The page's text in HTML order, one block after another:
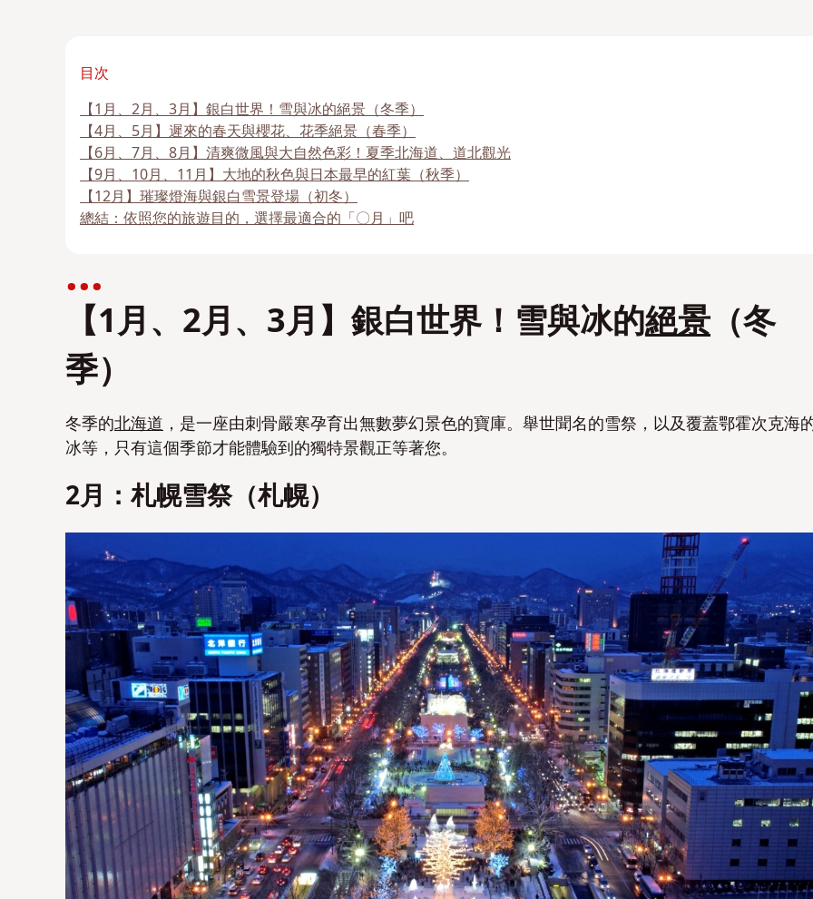
目次
【1月、2月、3月】銀白世界！雪與冰的絕景（冬季）
【4月、5月】遲來的春天與櫻花、花季絕景（春季）
【6月、7月、8月】清爽微風與大自然色彩！夏季北海道、道北觀光
【9月、10月、11月】大地的秋色與日本最早的紅葉（秋季）
【12月】璀璨燈海與銀白雪景登場（初冬）
總結：依照您的旅遊目的，選擇最適合的「〇月」吧
【1月、2月、3月】銀白世界！雪與冰的絕景（冬
季）
冬季的北海道，是一座由刺骨嚴寒孕育出無數夢幻景色的寶庫。舉世聞名的雪祭，以及覆蓋鄂霍次克海
冰等，只有這個季節才能體驗到的獨特景觀正等著您。
2月：札幌雪祭（札幌）